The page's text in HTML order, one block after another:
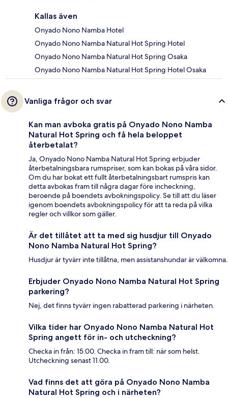
Kallas även
Onyado Nono Namba Hotel
Onyado Nono Namba Natural Hot Spring Hotel
Onyado Nono Namba Natural Hot Spring Osaka
Onyado Nono Namba Natural Hot Spring Hotel Osaka
Vanliga frågor och svar
Kan man avboka gratis på Onyado Nono Namba
Natural Hot Spring och få hela beloppet
återbetalat?
Ja, Onyado Nono Namba Natural Hot Spring erbjuder
återbetalningsbara rumspriser, som kan bokas på våra sidor.
Om du har bokat ett fullt återbetalningsbart rumspris kan
detta avbokas fram till några dagar före incheckning,
beroende på boendets avbokningspolicy. Se till att du läser
igenom boendets avbokningspolicy för att ta reda på vilka
regler och villkor som gäller.
Är det tillåtet att ta med sig husdjur till Onyado
Nono Namba Natural Hot Spring?
Husdjur är tyvärr inte tillåtna, men assistanshundar är välkomna.
Erbjuder Onyado Nono Namba Natural Hot Spring
parkering?
Nej, det finns tyvärr ingen rabatterad parkering i närheten.
Vilka tider har Onyado Nono Namba Natural Hot
Spring angett för in- och utcheckning?
Checka in från: 15.00. Checka in fram till: när som helst.
Utcheckning senast 11.00.
Vad finns det att göra på Onyado Nono Namba
Natural Hot Spring och i närheten?